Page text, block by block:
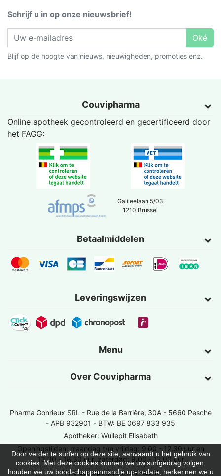
Schrijf u in op onze nieuwsbrief!
Oké
Blijf op de hoogte van nieuws, nieuwigheden, promoties enz.
Couvipharma
Online apotheek gecontroleerd en gecertificeerd door
het FAGG:
Galileelaan 5/03
1210 Brussel
Betaalmiddelen
Leveringswijzen
Menu
Over Couvipharma
Door verder te surfen op deze site, aanvaardt u het gebruik van
cookies. Met deze cookies kunnen we uw surfgedrag volgen,
houden we uw boodschappenmandje up-to-date, herkennen we u
Pharma Gonrieux SRL - Rue de la Barrière, 30A - 5660 Pesche
- APB 932901 - BTW: BE 0697 833 935
Apotheker: Wullepit Elisabeth
Openingstijden: maandag t/m vrijdag: 9.00 - 12.30 uur en
13.30 - 18.30 uur, zaterdag: 9.00 - 12.00 uur
Vind een apotheek van wacht